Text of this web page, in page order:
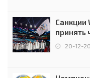
Санкции
принять
20-12-